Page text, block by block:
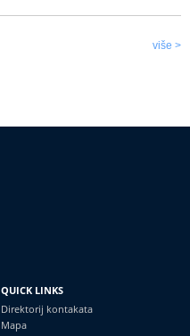
više >
QUICK LINKS
Direktorij kontakata
Mapa